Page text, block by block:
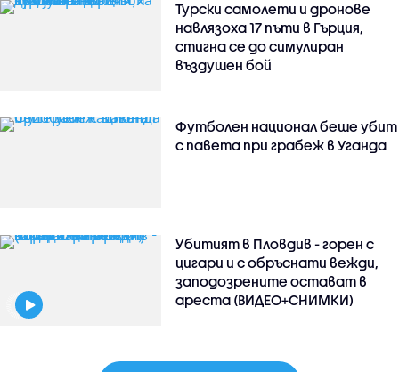
Турски самолети и дронове
навлязоха 17 пъти в Гърция,
стигна се до симулиран
въздушен бой
Футболен национал беше убит
с павета при грабеж в Уганда
Убитият в Пловдив - горен с
цигари и с обръснати вежди,
заподозрените остават в
ареста (ВИДЕО+СНИМКИ)